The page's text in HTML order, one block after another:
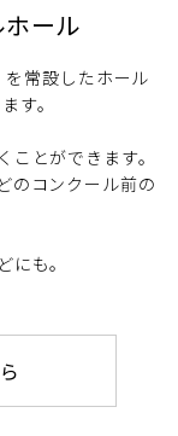
ール
常設したホール
す。
とができます。
のコンクール前の
も。